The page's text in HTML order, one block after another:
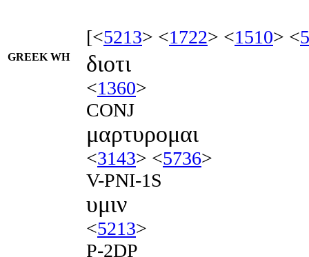
[<5213> <1722> <1510> <
GREEK WH διοτι
<1360>
CONJ
μαρτυρομαι
<3143> <5736>
V-PNI-1S
υμιν
<5213>
P-2DP